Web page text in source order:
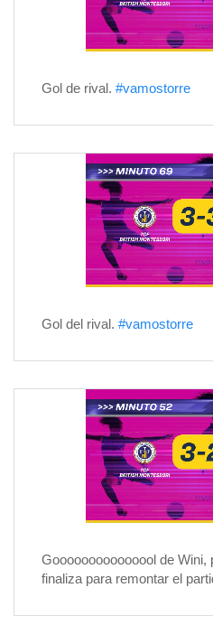
Gol de rival. #vamostorre
Gol del rival. #vamostorre
Gooooooooooooool de Wini,
finaliza para remontar el